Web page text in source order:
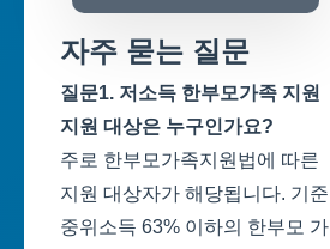
자주 묻는 질문
질문1. 저소득 한부모가족 지원
지원 대상은 누구인가요?
주로 한부모가족지원법에 따른
지원 대상자가 해당됩니다. 기준
중위소득 63% 이하의 한부모 가